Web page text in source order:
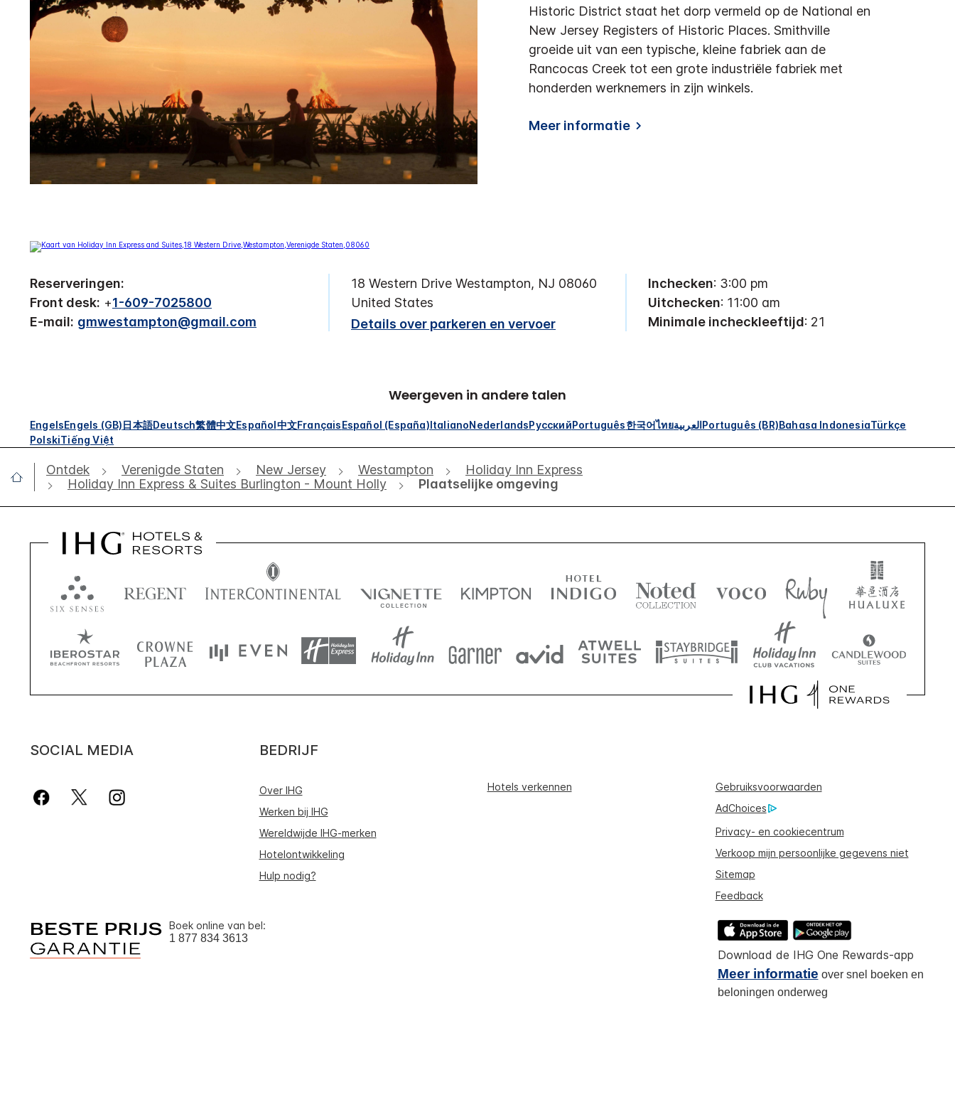
Historic District staat het dorp vermeld op de National en
New Jersey Registers of Historic Places. Smithville
groeide uit van een typische, kleine fabriek aan de
Rancocas Creek tot een grote industriële fabriek met
honderden werknemers in zijn winkels.
Meer informatie
Reserveringen:
Front desk: +1-609-7025800
E-mail: gmwestampton@gmail.com
18 Western Drive Westampton, NJ 08060
United States
Details over parkeren en vervoer
Inchecken: 3:00 pm
Uitchecken: 11:00 am
Minimale incheckleeftijd: 21
Weergeven in andere talen
EngelsEngels (GB)日本語Deutsch繁體中文Español中文FrançaisEspañol (España)ItalianoNederlandsРусскийPortuguês한국어ไทยالعربيةPortuguês (BR)Bahasa IndonesiaTürkçe
PolskiTiếng Việt
Ontdek Verenigde Staten New Jersey Westampton
Holiday Inn Express
Holiday Inn Express & Suites Burlington - Mount Holly
Plaatselijke omgeving
SOCIAL MEDIA BEDRIJF
Over IHG
Werken bij IHG
Wereldwijde IHG-merken
Hotelontwikkeling
Hulp nodig?
Hotels verkennen
Gebruiksvoorwaarden
AdChoices
Privacy- en cookiecentrum
Verkoop mijn persoonlijke gegevens niet
Sitemap
Feedback
Boek online van bel:
1 877 834 3613
Download de IHG One Rewards-app
Meer informatie over snel boeken en
beloningen onderweg